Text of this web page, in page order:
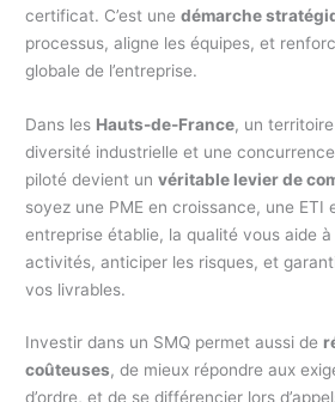
certificat. C’est unedémarche
processus, aligne les équipes, et
globale de l’entreprise.
Dans les Hauts-de-France, un
diversité industrielle et une
piloté devient unvéritable levier de
soyez une PME en croissance, une ETI
entreprise établie, la qualité vous aide
activités, anticiper les risques, et
vos livrables.
Investir dans un SMQ permet aussi de
coûteuses, de mieux répondre aux
d’ordre, et de se différencier lors